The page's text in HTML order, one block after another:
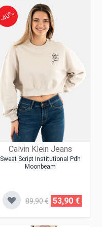
Calvin Klein Jeans
Sweat Script Institutional Pdh
Moonbeam
-40%
89,90 € 53,90 €